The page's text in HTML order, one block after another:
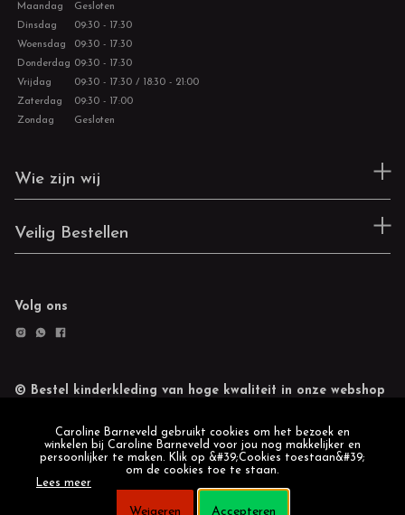
Maandag
Gesloten
Dinsdag
09:30 - 17:30
Woensdag
09:30 - 17:30
Donderdag 09:30 - 17:30
Vrijdag
09:30 - 17:30 / 18:30 - 21:00
Zaterdag
09:30 - 17:00
Zondag
Gesloten
Wie zijn wij
Veilig Bestellen
Volg ons
© Bestel kinderkleding van hoge kwaliteit in onze webshop
Caroline Barneveld gebruikt cookies om het bezoek en
winkelen bij Caroline Barneveld voor jou nog makkelijker en
persoonlijker te maken. Klik op &#39;Cookies toestaan&#39;
om de cookies toe te staan.
Lees meer
Weigeren Accepteren